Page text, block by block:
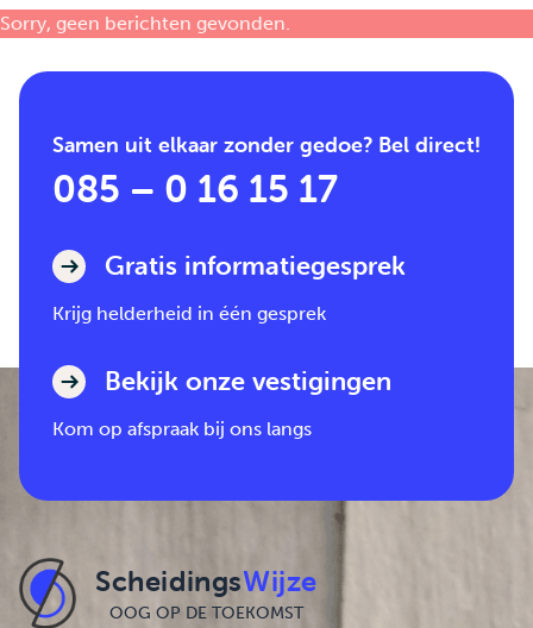
Sorry, geen berichten gevonden.
Samen uit elkaar zonder gedoe? Bel direct!
085 – 0 16 15 17
Gratis informatiegesprek
Krijg helderheid in één gesprek
Bekijk onze vestigingen
Kom op afspraak bij ons langs
ScheidingsWijze
OOG OP DE TOEKOMST